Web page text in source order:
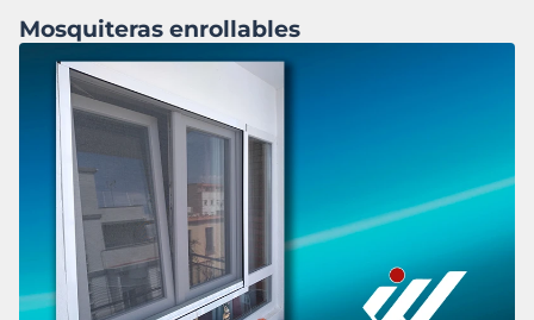
Mosquiteras enrollables